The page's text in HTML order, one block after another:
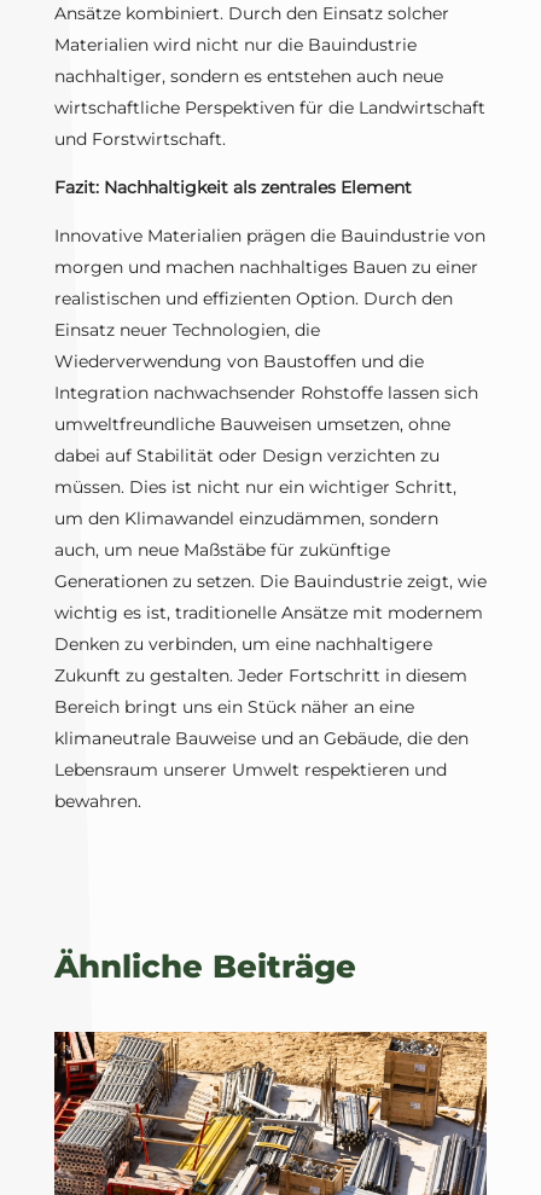
Ansätze kombiniert. Durch den Einsatz solcher
Materialien wird nicht nur die Bauindustrie
nachhaltiger, sondern es entstehen auch neue
wirtschaftliche Perspektiven für die Landwirtschaft
und Forstwirtschaft.
Fazit: Nachhaltigkeit als zentrales Element
Innovative Materialien prägen die Bauindustrie von
morgen und machen nachhaltiges Bauen zu einer
realistischen und effizienten Option. Durch den
Einsatz neuer Technologien, die
Wiederverwendung von Baustoffen und die
Integration nachwachsender Rohstoffe lassen sich
umweltfreundliche Bauweisen umsetzen, ohne
dabei auf Stabilität oder Design verzichten zu
müssen. Dies ist nicht nur ein wichtiger Schritt,
um den Klimawandel einzudämmen, sondern
auch, um neue Maßstäbe für zukünftige
Generationen zu setzen. Die Bauindustrie zeigt, wie
wichtig es ist, traditionelle Ansätze mit modernem
Denken zu verbinden, um eine nachhaltigere
Zukunft zu gestalten. Jeder Fortschritt in diesem
Bereich bringt uns ein Stück näher an eine
klimaneutrale Bauweise und an Gebäude, die den
Lebensraum unserer Umwelt respektieren und
bewahren.
Ähnliche Beiträge